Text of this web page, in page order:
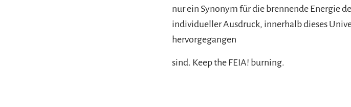
nur ein Synonym für die brennende Energie
individueller Ausdruck, innerhalb dieses
hervorgegangen
sind. Keep the FEIA! burning.